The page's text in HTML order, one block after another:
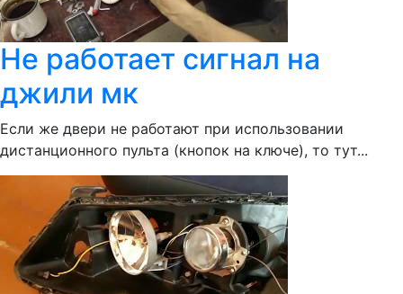
Не работает сигнал на
джили мк
Если же двери не работают при использовании
дистанционного пульта (кнопок на ключе), то тут...